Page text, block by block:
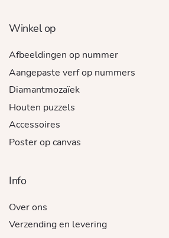
Winkel op
Afbeeldingen op nummer
Aangepaste verf op nummers
Diamantmozaïek
Houten puzzels
Accessoires
Poster op canvas
Info
Over ons
Verzending en levering